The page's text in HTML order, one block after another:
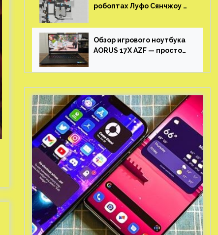
робоптах Луфо Сянчжоу в
Обзор игрового ноутбука
AORUS 17X AZF — просто